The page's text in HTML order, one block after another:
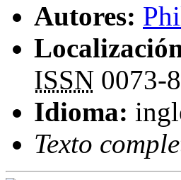
Autores:
ISSN 0073-
Idioma:
Texto